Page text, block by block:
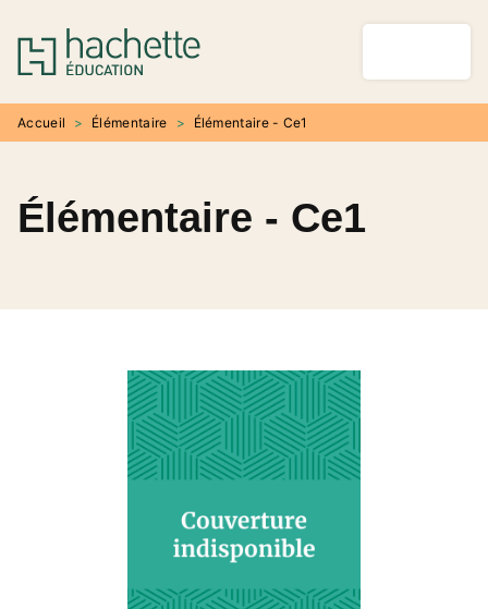
MENU RECHERCHE
PIED DE PAGE
Accueil > Élémentaire > Élémentaire - Ce1
Élémentaire - Ce1